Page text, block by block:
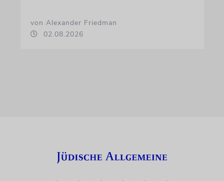
von Alexander Friedman
02.08.2026